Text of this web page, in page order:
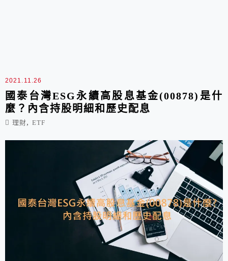
2021.11.26
國泰台灣ESG永續高股息基金(00878)是什
麼？內含持股明細和歷史配息
理財, ETF